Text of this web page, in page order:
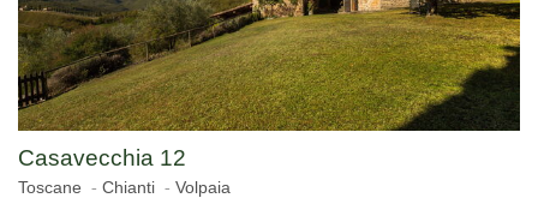
Casavecchia 12
Toscane Chianti Volpaia